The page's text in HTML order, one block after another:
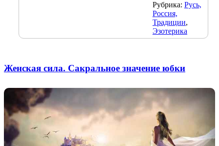
Рубрика: Русь,
Россия,
Традиции,
Эзотерика
Женская сила. Сакральное значение юбки